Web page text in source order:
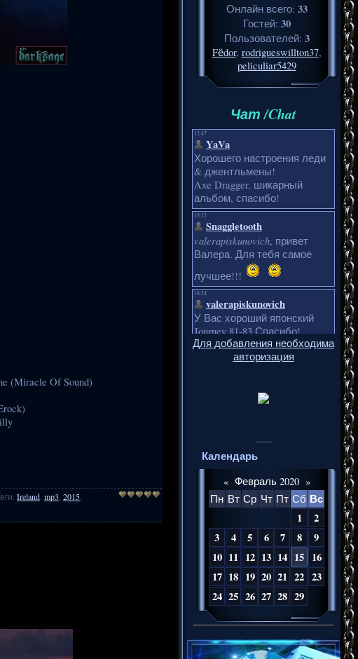
(Miracle Of Sound)
: Ireland mp3 2015
Онлайн всего: 33
Гостей: 30
Пользователей: 3
Fёdor, rodrigueswillton37,
peliculiar5429
Чат /Chat
Для добавления необходима
авторизация
Календарь
« Февраль 2020 »
Пн Вт Ср Чт Пт Сб Вс
1
2
3
4 5 6 7 8
9
10 11 12 13 14 15 16
17 18 19 20 21 22 23
24 25 26 27 28 29